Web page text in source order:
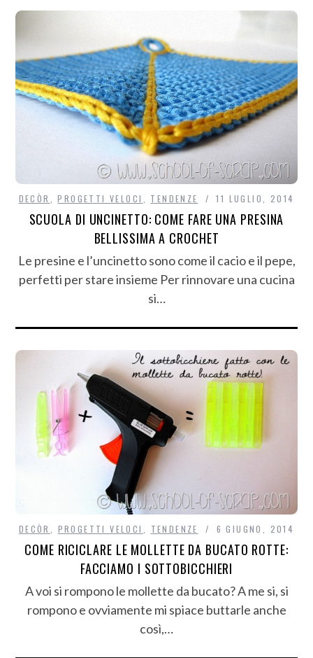
DECÒR ,PROGETTI VELOCI TENDENZE 11 LUGLIO, 2014
SCUOLA DI UNCINETTO: COME FARE UNA PRESINA
BELLISSIMA A CROCHET
Le presine e l’uncinetto sono come il cacio e il pepe,
perfetti per stare insieme Per rinnovare una cucina
si…
DECÒR PROGETTI VELOCI TENDENZE 6 GIUGNO, 2014
COME RICICLARE LE MOLLETTE DA BUCATO ROTTE:
FACCIAMO I SOTTOBICCHIERI
A voi si rompono le mollette da bucato? A me si, si
rompono e ovviamente mi spiace buttarle anche
così,…